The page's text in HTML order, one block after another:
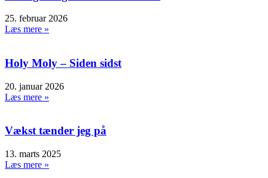
25. februar 2026
Læs mere »
Holy Moly – Siden sidst
20. januar 2026
Læs mere »
Vækst tænder jeg på
13. marts 2025
Læs mere »